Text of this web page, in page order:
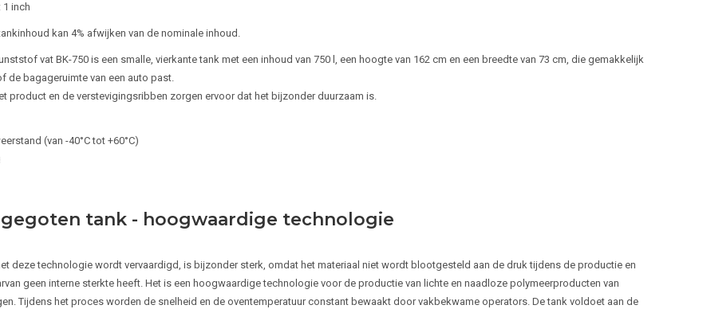
inch
kan 4% afwijken van de nominale inhoud.
vat BK-750 is een smalle, vierkante tank met een inhoud van 750 l, een hoogte van 162 cm en een breedte van 73 cm, die gemakkelijk
de bagageruimte van een auto past.
product en de verstevigingsribben zorgen ervoor dat het bijzonder duurzaam is.
(van -40°C tot +60°C)
tank - hoogwaardige technologie
deze technologie wordt vervaardigd, is bijzonder sterk, omdat het materiaal niet wordt blootgesteld aan de druk tijdens de productie en
geen interne sterkte heeft. Het is een hoogwaardige technologie voor de productie van lichte en naadloze polymeerproducten van
Tijdens het proces worden de snelheid en de oventemperatuur constant bewaakt door vakbekwame operators. De tank voldoet aan de